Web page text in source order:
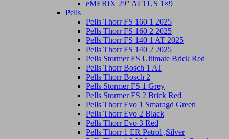
eMERIX 29″ ALTUS 1×9
Pells
Pells Thorr FS 160 1 2025
Pells Thorr FS 160 2 2025
Pells Thorr FS 140 1 AT 2025
Pells Thorr FS 140 2 2025
Pells Stormer FS Ultimate Brick Red
Pells Thorr Bosch 1 AT
Pells Thorr Bosch 2
Pells Stormer FS 1 Grey
Pells Stormer FS 2 Brick Red
Pells Thorr Evo 1 Smaragd Green
Pells Thorr Evo 2 Black
Pells Thorr Evo 3 Red
Pells Thorr 1 ER Petrol ,Silver